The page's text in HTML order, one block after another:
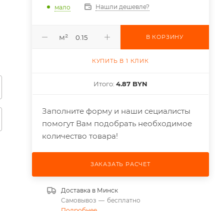
мало Нашли дешевле?
м² В КОРЗИНУ
КУПИТЬ В 1 КЛИК
Итого: 4.87 BYN
Заполните форму и наши сециалисты
помогут Вам подобрать необходимое
количество товара!
ЗАКАЗАТЬ РАСЧЕТ
Доставка в Минск
Самовывоз — бесплатно